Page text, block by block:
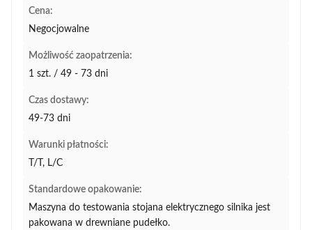
Cena:
Negocjowalne
Możliwość zaopatrzenia:
1 szt. / 49 - 73 dni
Czas dostawy:
49-73 dni
Warunki płatności:
T/T, L/C
Standardowe opakowanie:
Maszyna do testowania stojana elektrycznego silnika jest
pakowana w drewniane pudełko.